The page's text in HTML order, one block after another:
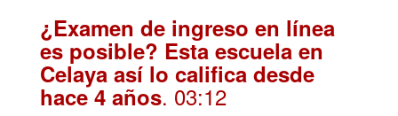
¿Examen de ingreso en línea
es posible? Esta escuela en
Celaya así lo califica desde
hace 4 años. 03:12